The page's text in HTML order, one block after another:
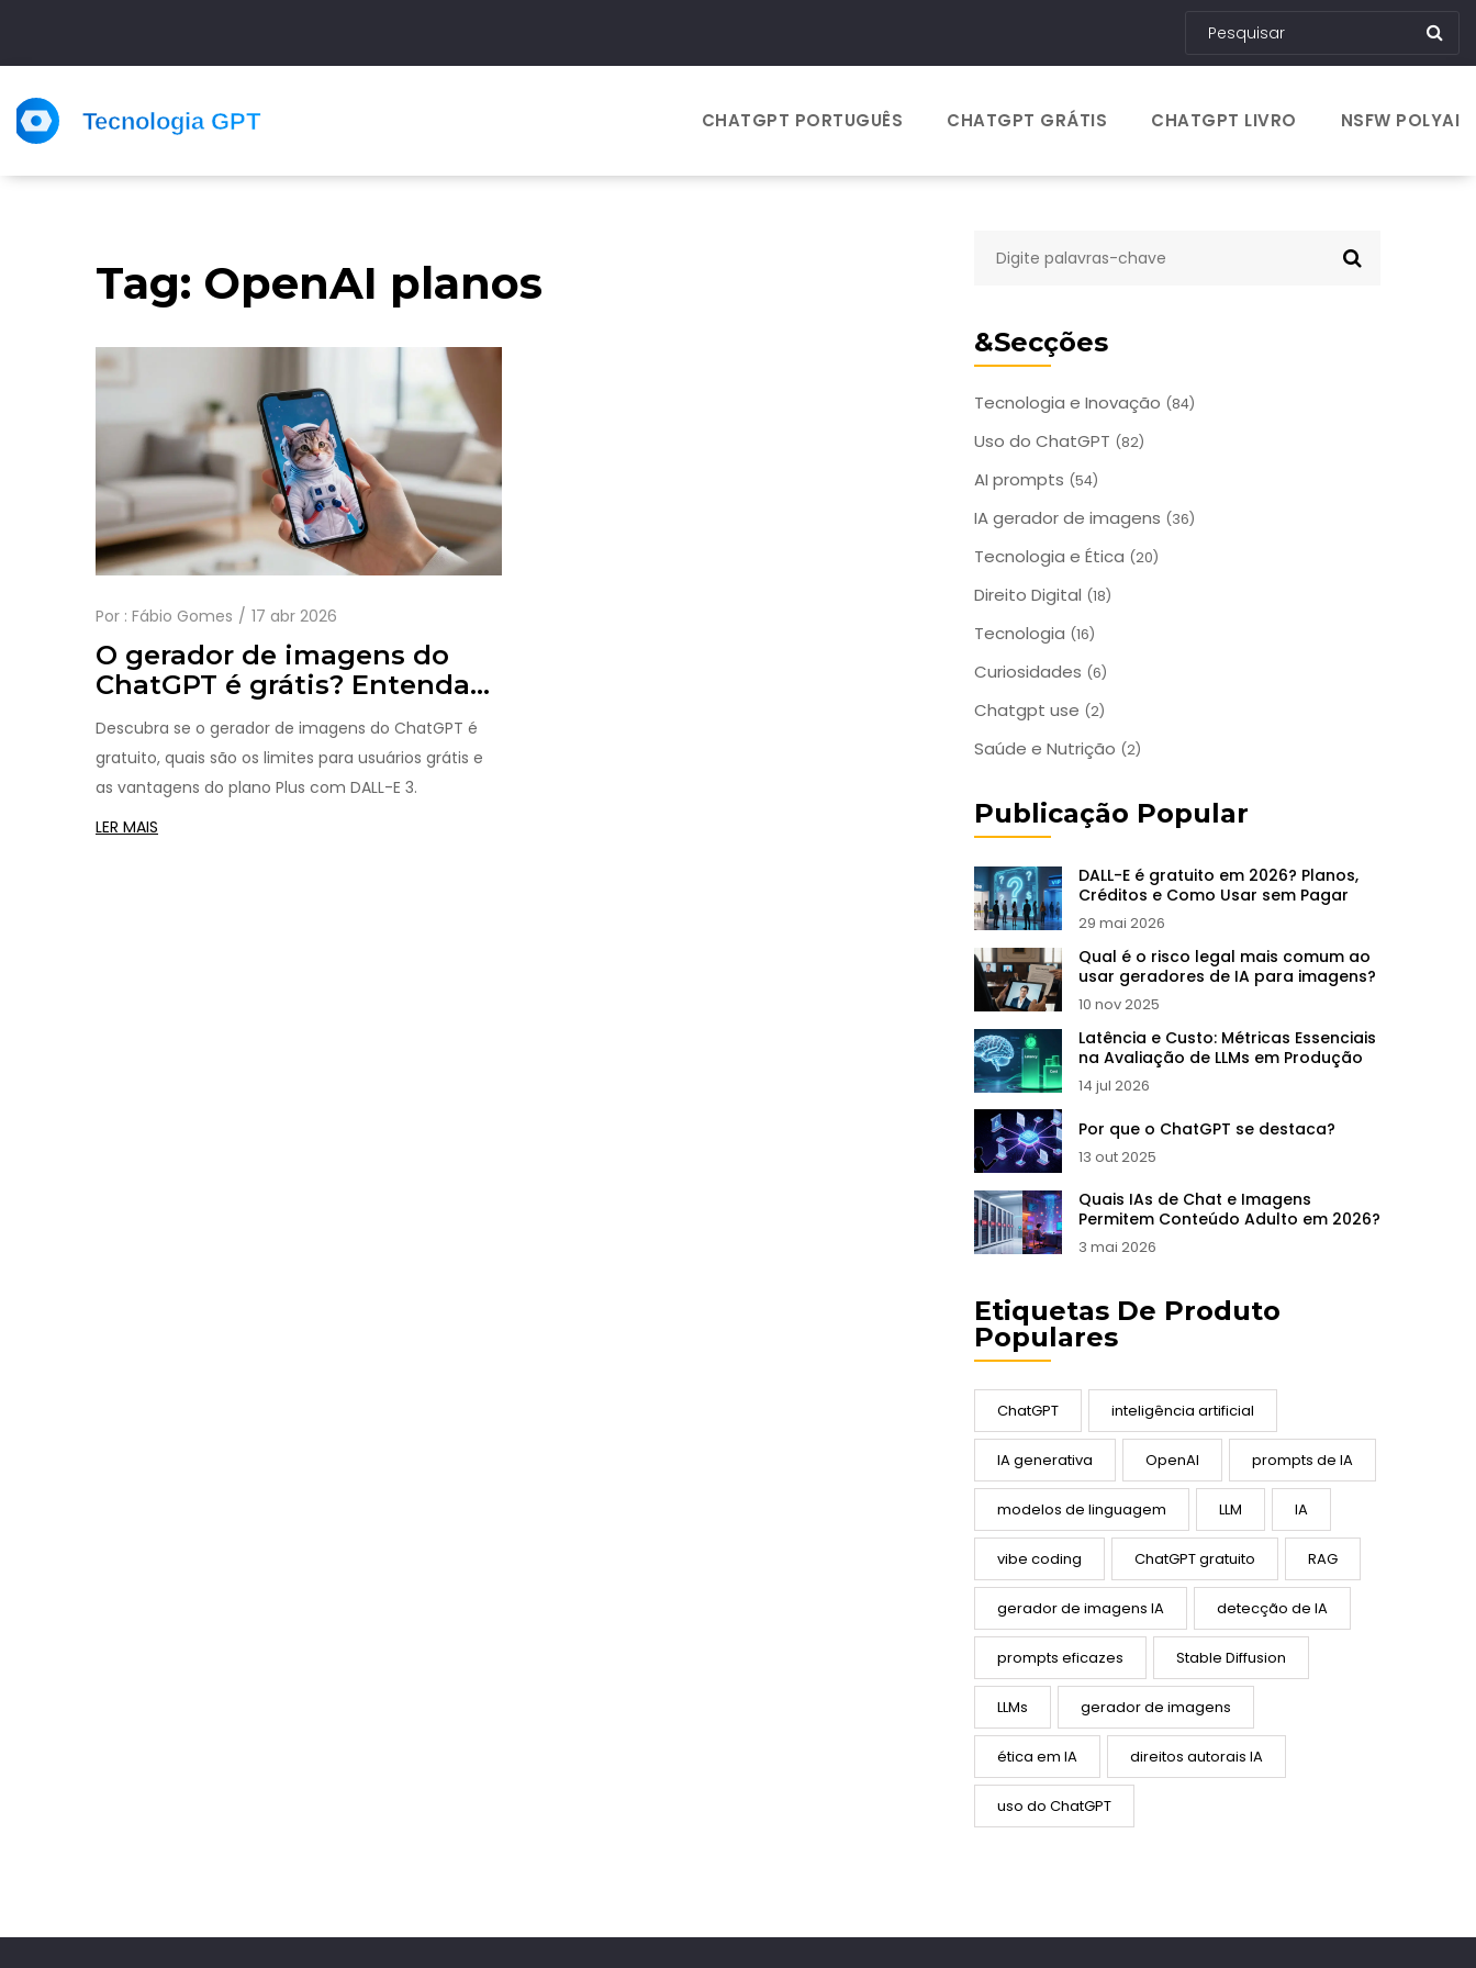
CHATGPT PORTUGUÊS CHATGPT GRÁTIS CHATGPT LIVRO NSFW POLYAI
&Secções
Tecnologia e Inovação (84)
Uso do ChatGPT (82)
AI prompts (54)
IA gerador de imagens (36)
Tecnologia e Ética (20)
Direito Digital (18)
Tecnologia (16)
Curiosidades (6)
Chatgpt use (2)
Saúde e Nutrição (2)
Publicação Popular
DALL-E é gratuito em 2026? Planos,
Créditos e Como Usar sem Pagar
29 mai 2026
Qual é o risco legal mais comum ao
usar geradores de IA para imagens?
10 nov 2025
Latência e Custo: Métricas Essenciais
na Avaliação de LLMs em Produção
14 jul 2026
Por que o ChatGPT se destaca?
13 out 2025
Quais IAs de Chat e Imagens
Permitem Conteúdo Adulto em 2026?
3 mai 2026
Etiquetas De Produto
Populares
ChatGPT inteligência artificial
IA generativa OpenAI prompts de IA
modelos de linguagem LLM IA
vibe coding ChatGPT gratuito RAG
gerador de imagens IA detecção de IA
prompts eficazes Stable Diffusion
LLMs gerador de imagens
ética em IA direitos autorais IA
uso do ChatGPT
Tag: OpenAI planos
Por : Fábio Gomes 17 abr 2026
O gerador de imagens do
ChatGPT é grátis? Entenda
os planos e limites
Descubra se o gerador de imagens do ChatGPT é
gratuito, quais são os limites para usuários grátis e
as vantagens do plano Plus com DALL-E 3.
LER MAIS